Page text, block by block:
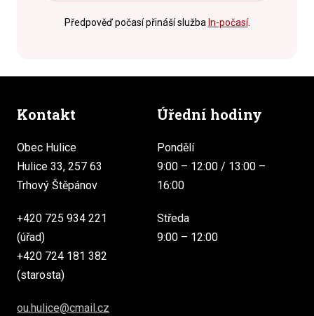
Předpověď počasí přináší služba In-počasí.
Kontakt
Obec Hulice
Hulice 33, 257 63
Trhový Štěpánov
+420 725 934 221
(úřad)
+420 724 181 382
(starosta)
ou.hulice@cmail.cz
Úřední hodiny
Pondělí
9:00 – 12:00 / 13:00 –
16:00
Středa
9:00 – 12:00